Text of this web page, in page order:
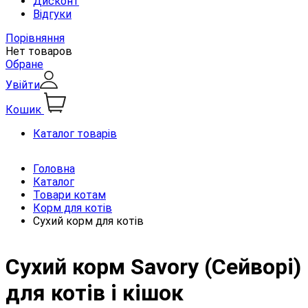
Відгуки
Порівняння
Нет товаров
Обране
Увійти
Кошик
Каталог товарів
Головна
Каталог
Товари котам
Корм для котів
Сухий корм для котів
Сухий корм Savory (Сейворі)
для котів і кішок